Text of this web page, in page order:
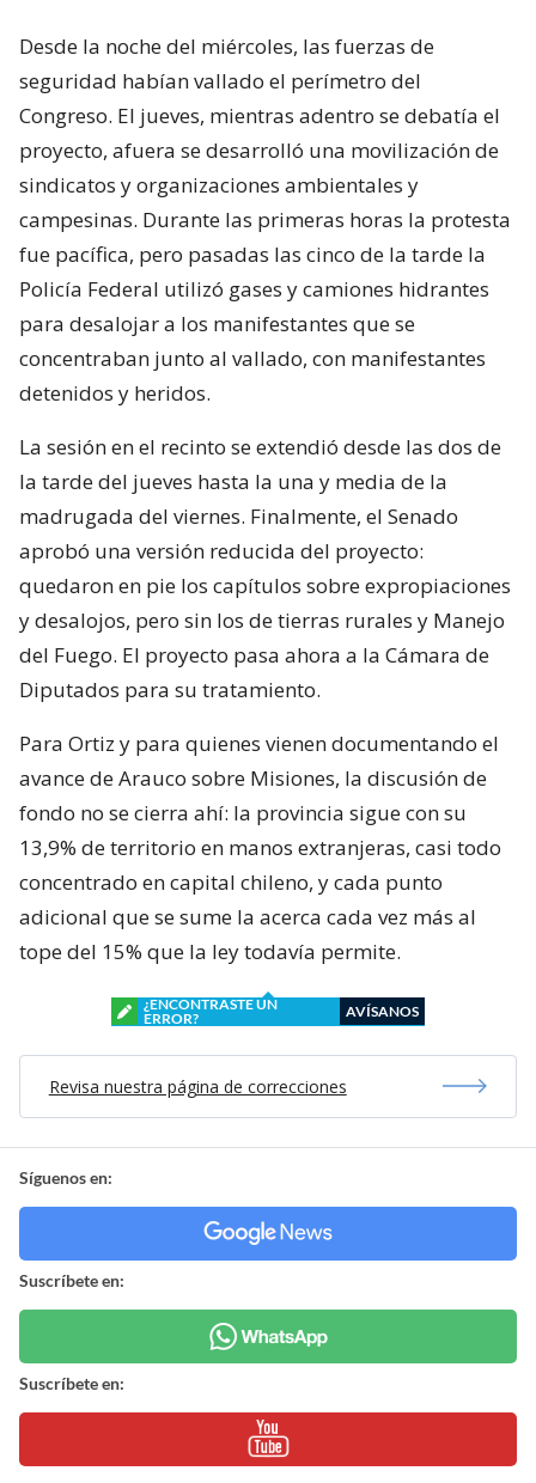
Desde la noche del miércoles, las fuerzas de
seguridad habían vallado el perímetro del
Congreso. El jueves, mientras adentro se debatía el
proyecto, afuera se desarrolló una movilización de
sindicatos y organizaciones ambientales y
campesinas. Durante las primeras horas la protesta
fue pacífica, pero pasadas las cinco de la tarde la
Policía Federal utilizó gases y camiones hidrantes
para desalojar a los manifestantes que se
concentraban junto al vallado, con manifestantes
detenidos y heridos.
La sesión en el recinto se extendió desde las dos de
la tarde del jueves hasta la una y media de la
madrugada del viernes. Finalmente, el Senado
aprobó una versión reducida del proyecto:
quedaron en pie los capítulos sobre expropiaciones
y desalojos, pero sin los de tierras rurales y Manejo
del Fuego. El proyecto pasa ahora a la Cámara de
Diputados para su tratamiento.
Para Ortiz y para quienes vienen documentando el
avance de Arauco sobre Misiones, la discusión de
fondo no se cierra ahí: la provincia sigue con su
13,9% de territorio en manos extranjeras, casi todo
concentrado en capital chileno, y cada punto
adicional que se sume la acerca cada vez más al
tope del 15% que la ley todavía permite.
¿ENCONTRASTE UN
ERROR?
AVÍSANOS
Revisa nuestra página de correcciones
Síguenos en:
Suscríbete en:
Suscríbete en: